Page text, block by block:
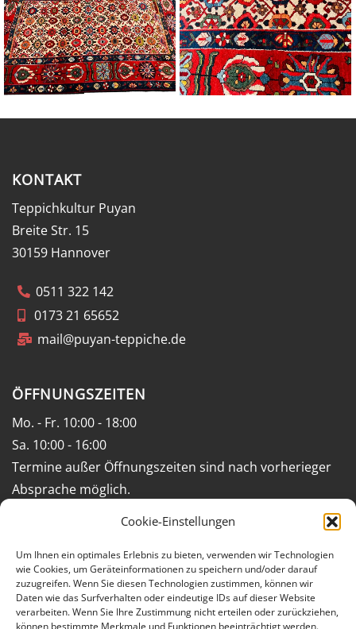
Cookie-Einstellungen
Um Ihnen ein optimales Erlebnis zu bieten, verwenden wir Technologien
wie Cookies, um Geräteinformationen zu speichern und/oder darauf
zuzugreifen. Wenn Sie diesen Technologien zustimmen, können wir
Daten wie das Surfverhalten oder eindeutige IDs auf dieser Website
verarbeiten. Wenn Sie Ihre Zustimmung nicht erteilen oder zurückziehen,
können bestimmte Merkmale und Funktionen beeinträchtigt werden.
KONTAKT
Teppichkultur Puyan
Breite Str. 15
30159 Hannover
0511 322 142
0173 21 65652
mail@puyan-teppiche.de
ÖFFNUNGSZEITEN
Mo. - Fr. 10:00 - 18:00
Sa. 10:00 - 16:00
Termine außer Öffnungszeiten sind nach vorherieger
Absprache möglich.
Impressum
Geschäftsbedingungen (AGB)
Datenschutzerklärung